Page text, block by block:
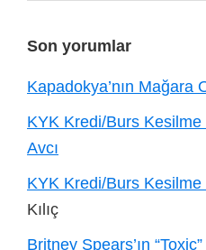
Son yorumlar
Kapadokya’nın Mağara
KYK Kredi/Burs Kesilme
Avcı
KYK Kredi/Burs Kesilme
Kılıç
Britney Spears’ın